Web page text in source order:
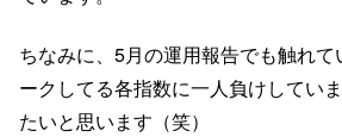
ちなみに、5月の運用報告でも触れ
ークしてる各指数に一人負けしてい
たいと思います（笑）